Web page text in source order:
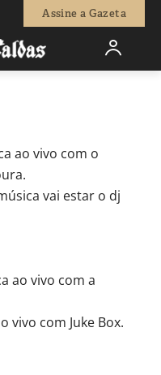
Assine a Gazeta
0
ao vivo com o
vai estar o dj
ao vivo com a
vivo com Juke Box.